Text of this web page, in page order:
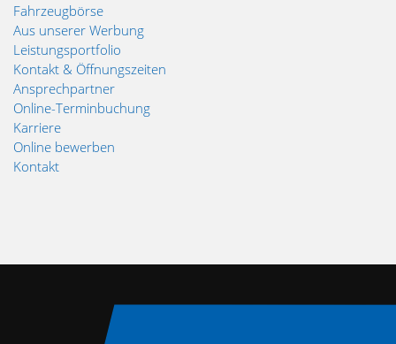
Fahrzeugbörse
Aus unserer Werbung
Leistungsportfolio
Kontakt & Öffnungszeiten
Ansprechpartner
Online-Terminbuchung
Karriere
Online bewerben
Kontakt